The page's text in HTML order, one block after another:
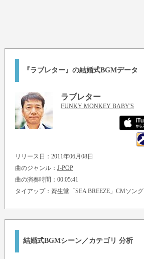
『ラブレター』の結婚式BGMデータ
ラブレター
FUNKY MONKEY BΛBY'S
リリース日：2011年06月08日
曲のジャンル： J-POP
曲の演奏時間：00:05:41
タイアップ：資生堂「SEA BREEZE」CMソング
結婚式BGMシーン／カテゴリ 分析